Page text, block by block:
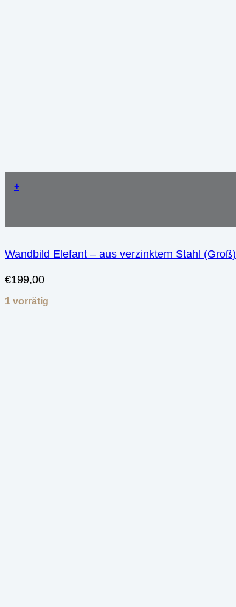
+
Wandbild Elefant – aus verzinktem Stahl (Groß)
€199,00
1 vorrätig